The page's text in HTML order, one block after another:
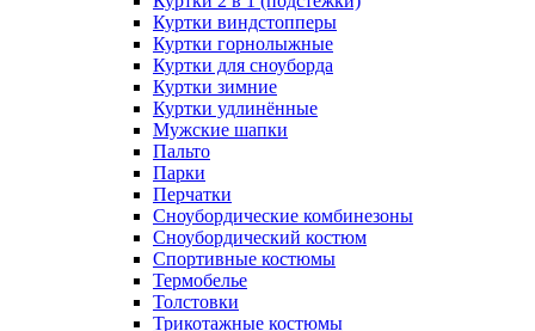
Куртки виндстопперы
Куртки горнолыжные
Куртки для сноуборда
Куртки зимние
Куртки удлинённые
Мужские шапки
Пальто
Парки
Перчатки
Сноубордические комбинезоны
Сноубордический костюм
Спортивные костюмы
Термобелье
Толстовки
Трикотажные костюмы